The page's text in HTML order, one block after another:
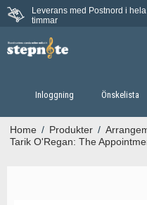
Leverans med Postnord i
timmar
Inloggning Önskelista
Home / Produkter /
Tarik O'Regan: The